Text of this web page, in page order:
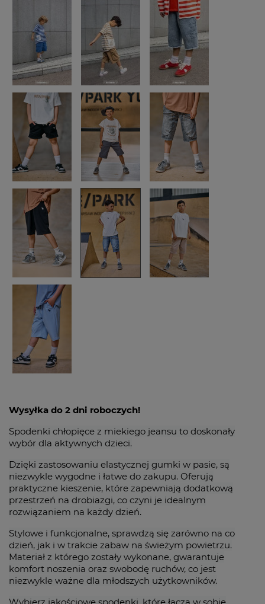
Wysyłka do 2 dni roboczych!
Spodenki chłopięce z miekiego jeansu to doskonały
wybór dla aktywnych dzieci.
Dzięki zastosowaniu elastycznej gumki w pasie, są
niezwykle wygodne i łatwe do zakupu. Oferują
praktyczne kieszenie, które zapewniają dodatkową
przestrzeń na drobiazgi, co czyni je idealnym
rozwiązaniem na każdy dzień.
Stylowe i funkcjonalne, sprawdzą się zarówno na co
dzień, jak i w trakcie zabaw na świeżym powietrzu.
Materiał z którego zostały wykonane, gwarantuje
komfort noszenia oraz swobodę ruchów, co jest
niezwykle ważne dla młodszych użytkowników.
Wybierz jakościowe spodenki, które łączą w sobie